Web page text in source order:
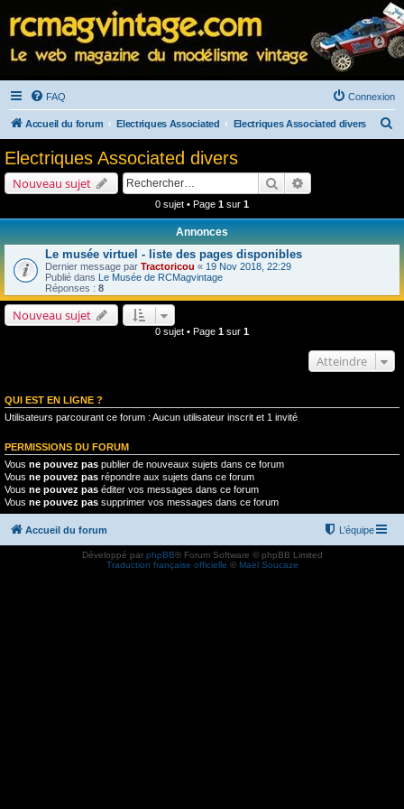
FAQ Connexion
Accueil du forum Electriques Associated Electriques Associated divers
e
Electriques Associated divers
Nouveau sujet Rechercher
0 sujet • Page 1 sur 1
Annonces
Le musée virtuel - liste des pages disponibles
Dernier message par Tractoricou « 19 Nov 2018, 22:29
Publié dans Le Musée de RCMagvintage
Réponses : 8
Nouveau sujet
0 sujet • Page 1 sur 1
Atteindre
QUI EST EN LIGNE ?
Utilisateurs parcourant ce forum : Aucun utilisateur inscrit et 1 invité
PERMISSIONS DU FORUM
Vous ne pouvez pas publier de nouveaux sujets dans ce forum
Vous ne pouvez pas répondre aux sujets dans ce forum
Vous ne pouvez pas éditer vos messages dans ce forum
Vous ne pouvez pas supprimer vos messages dans ce forum
Accueil du forum L’équipe
Développé par phpBB® Forum Software © phpBB Limited
Traduction française officielle © Maël Soucaze